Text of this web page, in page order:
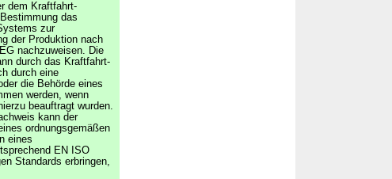
dem Kraftfahrt-
das
zur
der Produktion nach
nachzuweisen. Die
durch das Kraftfahrt-
durch eine
die Behörde eines
werden, wenn
beauftragt wurden.
kann der
ordnungsgemäßen
eines
EN ISO
Standards erbringen,